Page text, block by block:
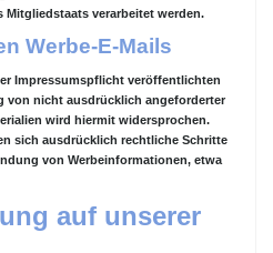
Mitgliedstaats verarbeitet werden.
Werbe-E-Mails
Impressumspflicht veröffentlichten
von nicht ausdrücklich angeforderter
wird hiermit widersprochen.
sich ausdrücklich rechtliche Schritte
von Werbeinformationen, etwa
auf unserer